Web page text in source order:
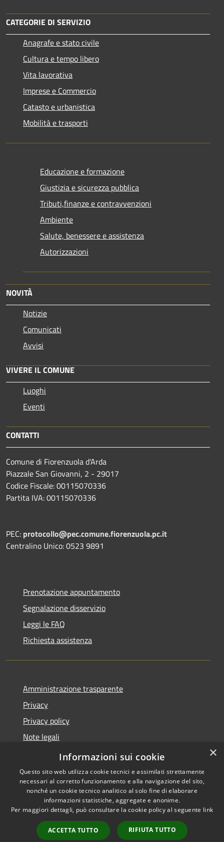
CATEGORIE DI SERVIZIO
Anagrafe e stato civile
Cultura e tempo libero
Vita lavorativa
Imprese e Commercio
Catasto e urbanistica
Mobilità e trasporti
Educazione e formazione
Giustizia e sicurezza pubblica
Tributi,finanze e contravvenzioni
Ambiente
Salute, benessere e assistenza
Autorizzazioni
NOVITÀ
Notizie
Comunicati
Avvisi
VIVERE IL COMUNE
Luoghi
Eventi
CONTATTI
Comune di Fiorenzuola d'Arda
Piazzale San Giovanni, 2 - 29017
Codice Fiscale: 00115070336
Partita IVA: 00115070336
PEC: protocollo@pec.comune.fiorenzuola.pc.it
Centralino Unico: 0523 9891
Prenotazione appuntamento
Segnalazione disservizio
Leggi le FAQ
Richiesta assistenza
Amministrazione trasparente
Privacy
Privacy policy
Note legali
Dichiarazione di accessibilità
Accessibilità
Copyright © 2026 • Comune di
Fiorenzuola d'Arda • Powered
byMunicipium
Accesso
×
Informazioni sui cookie
Questo sito web utilizza cookie tecnici e assimilati strettamente
necessari al corretto funzionamento e alla navigazione del sito,
nonché un cookie tecnico analitico al solo fine di elaborare
informazioni statistiche, aggregate e anonime.
Per maggiori dettagli, può consultare la cookie policy al seguente link
ACCETTA TUTTO RIFIUTA TUTTO